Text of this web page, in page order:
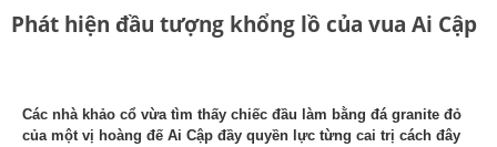
Phát hiện đầu tượng khổng lồ của vua Ai Cập
Các nhà khảo cổ vừa tìm thấy chiếc đầu làm bằng đá granite đỏ
của một vị hoàng đế Ai Cập đầy quyền lực từng cai trị cách đây